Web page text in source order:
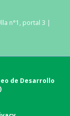
n°1, portal 3 |
de Desarrollo